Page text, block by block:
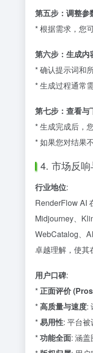
第五步：调整参
* 根据需求，您
第六步：生成内
* 确认提示词和
* 生成过程通常
第七步：查看与
* 生成完成后，
* 如果您对结果
4. 市场反
行业地位:
RenderFlow AI
Midjourney、
WebCatalog、
卓越理解，使其
用户口碑:
*正面评价
*高质量与速度:
*易用性: 平台
*功能全面: 涵